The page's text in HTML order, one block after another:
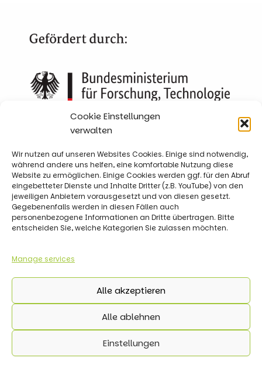
Cookie Einstellungen
verwalten
Wir nutzen auf unseren Websites Cookies. Einige sind notwendig,
während andere uns helfen, eine komfortable Nutzung diese
Website zu ermöglichen. Einige Cookies werden ggf. für den Abruf
eingebetteter Dienste und Inhalte Dritter (z.B. YouTube) von den
jeweiligen Anbietern vorausgesetzt und von diesen gesetzt.
Gegebenenfalls werden in diesen Fällen auch
personenbezogene Informationen an Dritte übertragen. Bitte
entscheiden Sie, welche Kategorien Sie zulassen möchten.
Manage services
Alle akzeptieren
Alle ablehnen
Einstellungen
Impressum
Copyright © 2026 KI-Akademie OWL | Alle Rechte
vorbehalten